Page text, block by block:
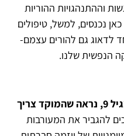
וההתנהגויות ההוריות
נכנסים, למשל, טיפולים
לדאוג גם להורים עצמם-
הנפשית שלנו.
אצל ילדים גדולים יותר, החל מגיל 9, נראה שהמוקד צריך
להגביר את המעורבות